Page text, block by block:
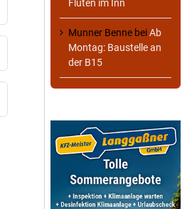
Fluten im Inn
Munner Benne beiAb
Montag: Baustelle an
der B15